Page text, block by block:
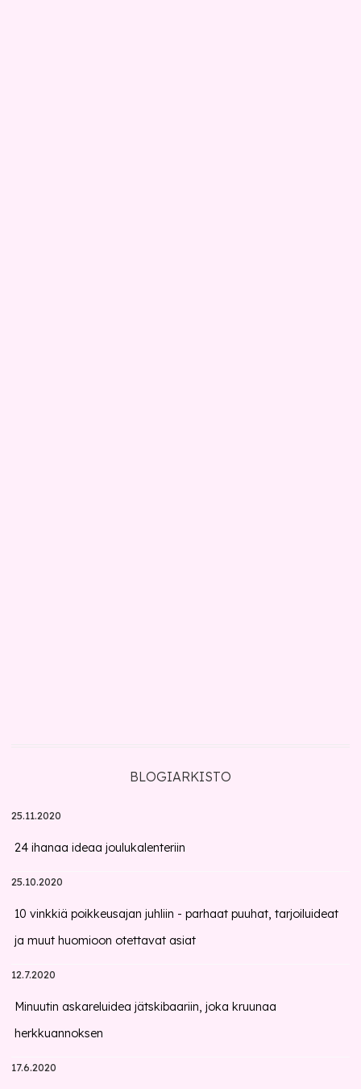
BLOGIARKISTO
25.11.2020
24 ihanaa ideaa joulukalenteriin
25.10.2020
10 vinkkiä poikkeusajan juhliin - parhaat puuhat, tarjoiluideat
ja muut huomioon otettavat asiat
12.7.2020
Minuutin askareluidea jätskibaariin, joka kruunaa
herkkuannoksen
17.6.2020